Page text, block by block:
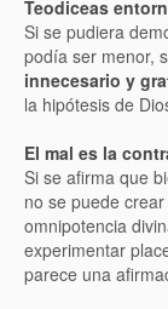
Teodiceas
Si se pudiera
podía ser menor,
innecesario y
la hipótesis de
El mal es la
Si se afirma que
no se puede
omnipotencia
experimentar
parece una